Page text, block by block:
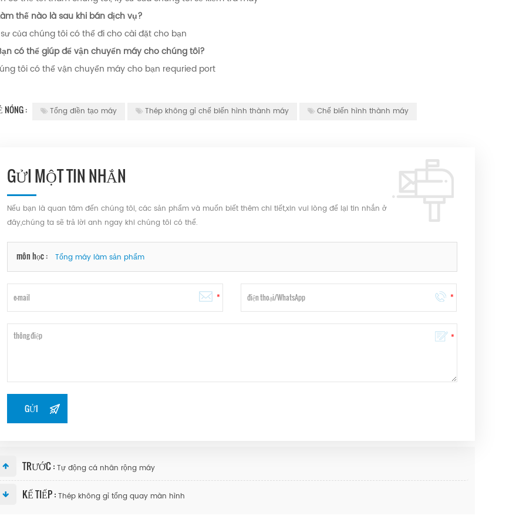
thế nào là sau khi bán dịch vụ?
sư của chúng tôi có thể đi cho cài đặt cho bạn
có thể giúp để vận chuyển máy cho chúng tôi?
tôi có thể vận chuyển máy cho bạn requried port
NÓNG : Tổng điền tạo máy Thép không gỉ chế biến hình thành máy Chế biến hình thành máy
GỬI MỘT TIN NHẮN
Nếu bạn là quan tâm đến chúng tôi, các sản phẩm và muốn biết thêm chi tiết,xin vui lòng để lại tin nhắn ở
đây,chúng ta sẽ trả lời anh ngay khi chúng tôi có thể.
môn học : Tổng máy làm sản phẩm
TRƯỚC : Tự động cá nhân rộng máy
KẾ TIẾP : Thép không gỉ tổng quay màn hình